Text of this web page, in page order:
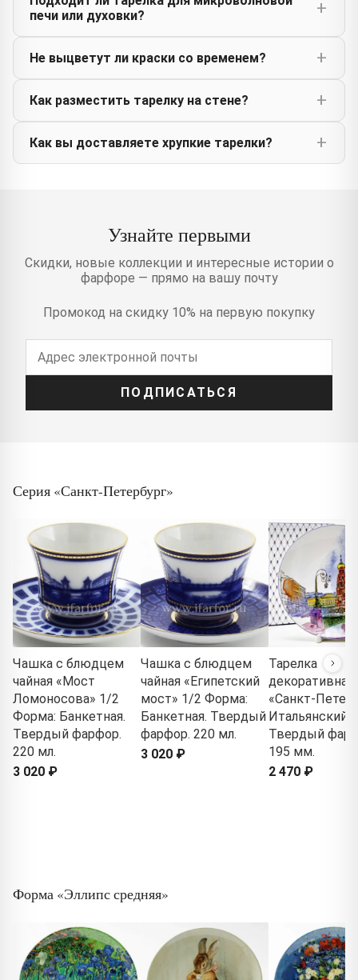
печи или духовки?
Не выцветут ли краски со временем?
Как разместить тарелку на стене?
Как вы доставляете хрупкие тарелки?
Узнайте первыми
Скидки, новые коллекции и интересные истории о
фарфоре — прямо на вашу почту
Промокод на скидку 10% на первую покупку
ПОДПИСАТЬСЯ
Серия «Санкт-Петербург»
Чашка с блюдцем
чайная «Мост
Ломоносова» 1/2
Форма: Банкетная.
Твердый фарфор.
220 мл.
3 020 ₽
Чашка с блюдцем
чайная «Египетский
мост» 1/2 Форма:
Банкетная. Твердый
фарфор. 220 мл.
3 020 ₽
Тарелка
декоративная
«Санкт-
Итальянский
Твердый
195 мм.
2 470 ₽
Форма «Эллипс средняя»